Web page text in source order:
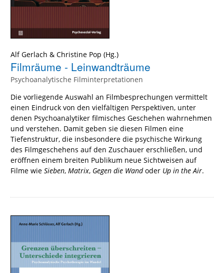
Alf Gerlach & Christine Pop (Hg.)
Filmräume - Leinwandträume
Psychoanalytische Filminterpretationen
Die vorliegende Auswahl an Filmbesprechungen vermittelt
einen Eindruck von den vielfältigen Perspektiven, unter
denen Psychoanalytiker filmisches Geschehen wahrnehmen
und verstehen. Damit geben sie diesen Filmen eine
Tiefenstruktur, die insbesondere die psychische Wirkung
des Filmgeschehens auf den Zuschauer erschließen, und
eröffnen einem breiten Publikum neue Sichtweisen auf
Filme wie Sieben, Matrix, Gegen die Wandoder Up in the Air.